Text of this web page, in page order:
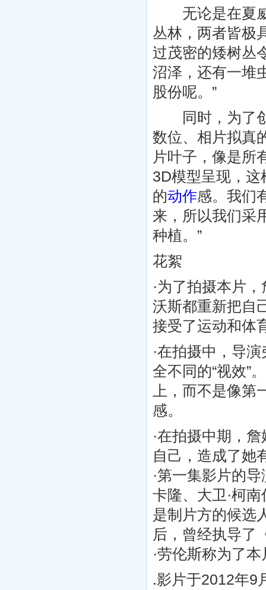
无论是在夏威
丛林，两者皆极
过茂密的矮树丛
沼泽，还有一堆
股份呢。”
同时，为了创
数位、相片拟真
片叶子，像是所
3D模型呈现，
的动作感。我们
来，所以我们采
种植。”
花絮
·为了拍摄本片
沃斯都重新把自
接受了运动和体
·在拍摄中，导
全不同的“视效”
上，而不是像
感。
·在拍摄中期，
自己，造成了她
·第一集影片的
卡隆、大卫·柯
是制片方的候选
后，曾经执导了
·劳伦斯称为了
.影片于2012年9